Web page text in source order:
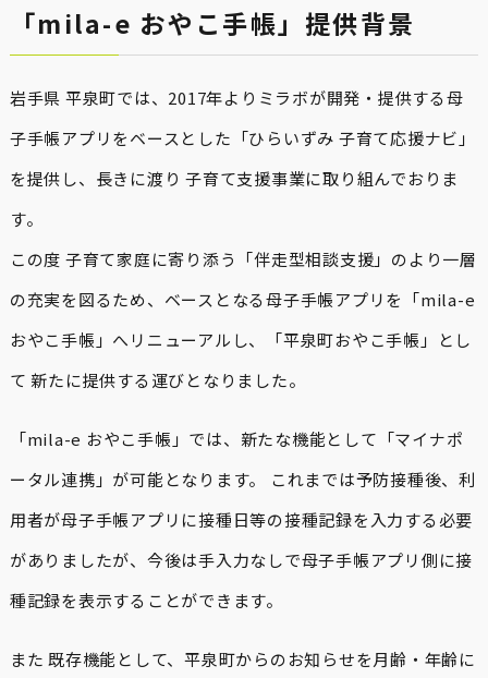
「mila-e おやこ手帳」提供背景
岩手県 平泉町では、2017年よりミラボが開発・提供する母
子手帳アプリをベースとした「ひらいずみ 子育て応援ナビ」
を提供し、長きに渡り 子育て支援事業に取り組んでおりま
す。
この度 子育て家庭に寄り添う「伴走型相談支援」のより一層
の充実を図るため、ベースとなる母子手帳アプリを「mila-e
おやこ手帳」へリニューアルし、「平泉町おやこ手帳」とし
て 新たに提供する運びとなりました。
「mila-e おやこ手帳」では、新たな機能として「マイナポ
ータル連携」が可能となります。 これまでは予防接種後、利
用者が母子手帳アプリに接種日等の接種記録を入力する必要
がありましたが、今後は手入力なしで母子手帳アプリ側に接
種記録を表示することができます。
また 既存機能として、平泉町からのお知らせを月齢・年齢に